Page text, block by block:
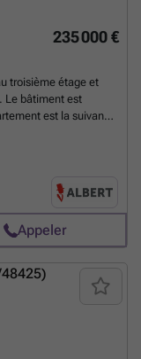
235 000 €
troisième étage et
Le bâtiment est
est la suivante
et lavabo -
de cet
spacieux et lumineux
central
le ###
Appeler